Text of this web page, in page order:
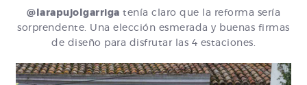
@larapujolgarriga tenía claro que la reforma sería
sorprendente. Una elección esmerada y buenas firmas
de diseño para disfrutar las 4 estaciones.